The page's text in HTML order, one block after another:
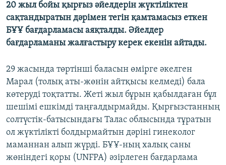
20 жыл бойы қырғыз әйелдерін жүктіліктен
сақтандыратын дәрімен тегін қамтамасыз еткен
БҰҰ бағдарламасы аяқталды. Әйелдер
бағдарламаны жалғастыру керек екенін айтады.
29 жасында төртінші баласын өмірге әкелген
Марал (толық аты-жөнін айтқысы келмеді) бала
көтеруді тоқтатты. Жеті жыл бұрын қабылдаған бұл
шешімі ешкімді таңғалдырмайды. Қырғызстанның
солтүстік-батысындағы Талас облысында тұратын
ол жүктілікті болдырмайтын дәріні гинеколог
маманнан алып жүрді. БҰҰ-ның халық саны
жөніндегі қоры (UNFPA) әзірлеген бағдарлама